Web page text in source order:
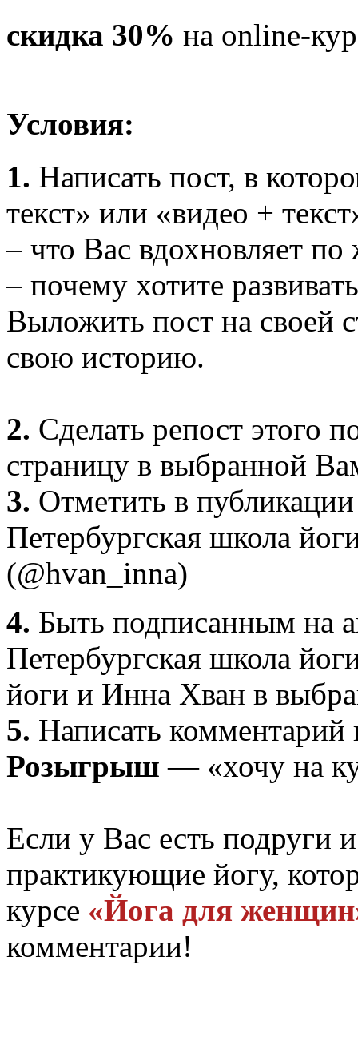
скидка 30% на online-
Условия:
1. Написать пост, в
текст» или «видео +
– что Вас вдохновляет по
– почему хотите
Выложить пост на своей
свою историю.
2. Сделать репост этого
страницу в выбранной
3. Отметить в
Петербургская школа
(@hvan_inna)
4. Быть подписанным на
Петербургская школа
йоги и Инна Хван в
5. Написать комментарий
Розыгрыш— «хочу на
Если у Вас есть
практикующие йогу,
курсе «Йога для
комментарии!